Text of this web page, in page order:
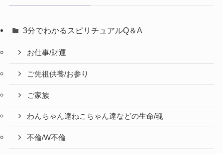
3分でわかるスピリチュアルQ＆A
お仕事/財運
ご先祖供養/お参り
ご家族
わんちゃん達ねこちゃん達などの生命/魂
不倫/W不倫